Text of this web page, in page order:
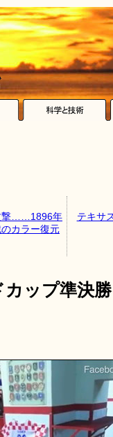
撃……1896年
カラー復元
テキサ
ップ準決